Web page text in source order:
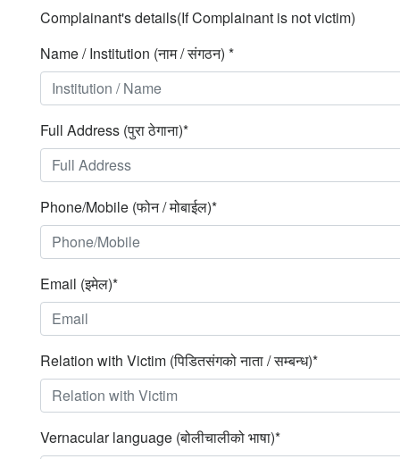
Complainant's details(If Complainant is not victim)
Name / Institution (नाम / संगठन) *
Full Address (पुरा ठेगाना)*
Phone/Mobile (फोन / मोबाईल)*
Email (इमेल)*
Relation with Victim (पिडितसंगको नाता / सम्बन्ध)*
Vernacular language (बोलीचालीको भाषा)*